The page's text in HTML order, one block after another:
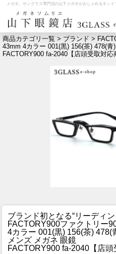
メガネ、サングラス専門店の山下メガネがおしゃれをネット
ログイン
メディ
ブ
商品カテゴリ一覧 > ブランド >
43mm 4カラー 001(黒) 156(茶) 478(
FACTORY900 fa-2040【店頭受取対応
ブランド初となる“リーディン
FACTORY900ファクトリー
4カラー 001(黒) 156(茶) 478(
メンズ メガネ 眼鏡
FACTORY900 fa-2040【店頭